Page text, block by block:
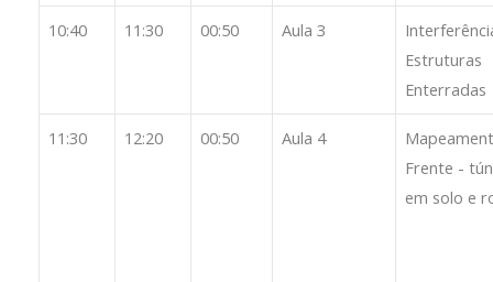
10:40 11:30 00:50 Aula 3
Estruturas
Enterradas
11:30 12:20 00:50 Aula 4
Frente -
em solo e